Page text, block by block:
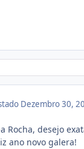
Dezembro 30,
Rocha, desejo
ano novo galera!